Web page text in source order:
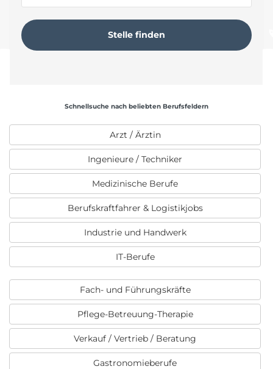
Schnellsuche nach beliebten Berufsfeldern
Arzt / Ärztin
Ingenieure / Techniker
Medizinische Berufe
Berufskraftfahrer & Logistikjobs
Industrie und Handwerk
IT-Berufe
Fach- und Führungskräfte
Pflege-Betreuung-Therapie
Verkauf / Vertrieb / Beratung
Gastronomieberufe